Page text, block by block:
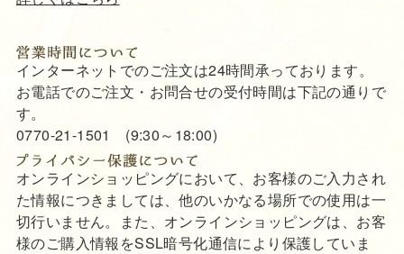
インターネットでのご注文は24時間承っております。
お電話でのご注文・お問合せの受付時間は下記の通りで
す。
0770-21-1501 (9:30～18:00)
オンラインショッピングにおいて、お客様のご入力され
た情報につきましては、他のいかなる場所での使用は一
切行いません。また、オンラインショッピングは、お客
様のご購入情報をSSL暗号化通信により保護していま